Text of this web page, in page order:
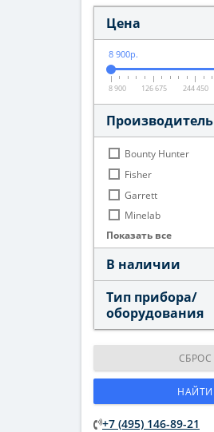
Цена
8 900р.
8 900 126 675 244 450
Производитель
Bounty Hunter
Fisher
Garrett
Minelab
Nokta Makro
SPHINX
XP
Показать все
В наличии
Тип прибора/
оборудования
СБРОС
НАЙТИ
+7 (495) 146-89-21